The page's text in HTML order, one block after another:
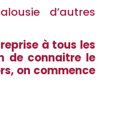
d’autres
à tous les
de connaitre le
on commence